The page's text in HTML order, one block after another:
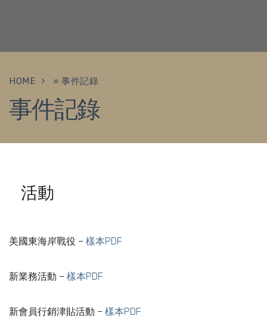
HOME » 事件記錄
事件記錄
活動
美國東海岸戰役 – 樣本PDF
新業務活動 – 樣本PDF
新會員行銷津貼活動 – 樣本PDF